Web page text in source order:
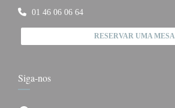
01 46 06 06 64
RESERVAR UMA MESA
Siga-nos